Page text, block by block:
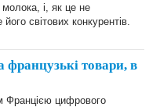
молока, і, як це не
світових конкурентів.
товари, в
Францією цифрового